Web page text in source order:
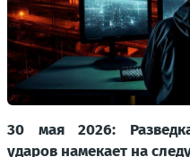
30 мая 2026:
ударов намекает на